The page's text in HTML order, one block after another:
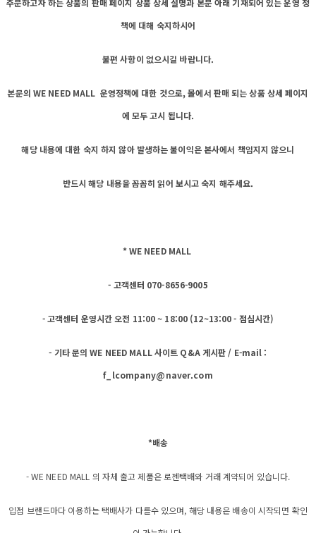
주문하고자 하는 상품의 판매 페이지 상품 상세 설명과 본문 아래 기재되어 있는 운영 정
책에 대해 숙지하시어
불편 사항이 없으시길 바랍니다.
본문의 WE NEED MALL 운영정책에 대한 것으로, 몰에서 판매 되는 상품 상세 페이지
에 모두 고시 됩니다.
해당 내용에 대한 숙지 하지 않아 발생하는 불이익은 본사에서 책임지지 않으니
반드시 해당 내용을 꼼꼼히 읽어 보시고 숙지 해주세요.
* WE NEED MALL
- 고객센터 070-8656-9005
- 고객센터 운영시간 오전 11:00 ~ 18:00 (12~13:00 - 점심시간)
- 기타 문의 WE NEED MALL 사이트 Q&A 게시판 / E-mail :
f_lcompany@naver.com
*배송
- WE NEED MALL 의 자체 출고 제품은 로젠택배와 거래 계약되어 있습니다.
입점 브랜드마다 이용하는 택배사가 다를수 있으며, 해당 내용은 배송이 시작되면 확인